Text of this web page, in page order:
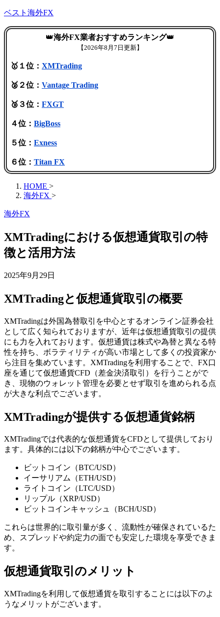
ベスト海外FX
👑海外FX業者おすすめランキング👑
【2026年8月7日更新】
🥇１位： XMTrading
🥈２位： Vantage Trading
🥉３位： FXGT
４位： BigBoss
５位： Exness
６位： Titan FX
HOME >
海外FX >
海外FX
XMTradingにおける仮想通貨取引の特
徴と活用方法
2025年9月29日
XMTradingと仮想通貨取引の概要
XMTradingは外国為替取引を中心とするオンライン証券会社
として広く知られておりますが、近年は仮想通貨取引の提供
にも力を入れております。仮想通貨は株式や為替と異なる特
性を持ち、ボラティリティが高い市場として多くの投資家か
ら注目を集めています。XMTradingを利用することで、FX口
座を通じて仮想通貨CFD（差金決済取引）を行うことがで
き、現物のウォレット管理を必要とせず取引を進められる点
が大きな利点でございます。
XMTradingが提供する仮想通貨銘柄
XMTradingでは代表的な仮想通貨をCFDとして提供しており
ます。具体的には以下の銘柄が中心でございます。
ビットコイン（BTC/USD）
イーサリアム（ETH/USD）
ライトコイン（LTC/USD）
リップル（XRP/USD）
ビットコインキャッシュ（BCH/USD）
これらは世界的に取引量が多く、流動性が確保されているた
め、スプレッドや約定力の面でも安定した環境を享受できま
す。
仮想通貨取引のメリット
XMTradingを利用して仮想通貨を取引することには以下のよ
うなメリットがございます。